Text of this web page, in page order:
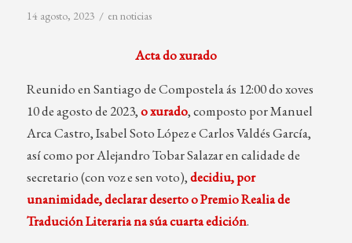
14 agosto, 2023 / ennoticias
Acta do xurado
Reunido en Santiago de Compostela ás 12:00 do xoves
10 de agosto de 2023,o xurado, composto por Manuel
Arca Castro, Isabel Soto López e Carlos Valdés García,
así como por Alejandro Tobar Salazar en calidade de
secretario (con voz e sen voto),decidiu, por
unanimidade, declarar deserto o Premio Realia de
Tradución Literaria na súa cuarta edición.